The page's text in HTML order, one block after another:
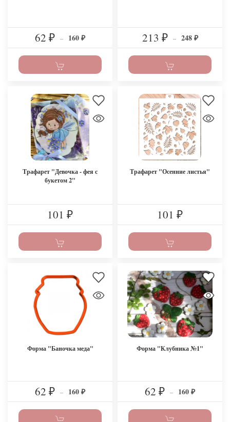
62 ₽ – 160 ₽ 213 ₽ – 248 ₽
Трафарет "Девочка - фея с
букетом 2"
101 ₽
Трафарет "Осенние листья"
101 ₽
Форма "Баночка меда"
62 ₽ – 160 ₽
Форма "Клубника №1"
62 ₽ – 160 ₽